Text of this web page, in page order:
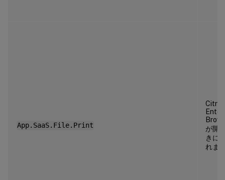
App.SaaS.File.Print
Citrix
が開
きに
れま